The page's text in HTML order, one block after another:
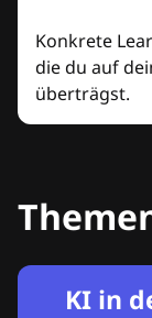
Konkrete
die du auf
überträgst.
KI in